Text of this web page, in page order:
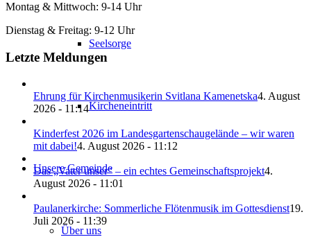
Seelsorge
Kircheneintritt
Unsere Gemeinde
Über uns
Montag & Mittwoch: 9-14 Uhr
Dienstag & Freitag: 9-12 Uhr
Letzte Meldungen
Ehrung für Kirchenmusikerin Svitlana Kamenetska4. August
2026 - 11:14
Kinderfest 2026 im Landesgartenschaugelände – wir waren
mit dabei!4. August 2026 - 11:12
Das „Vater unser“ – ein echtes Gemeinschaftsprojekt4.
August 2026 - 11:01
Paulanerkirche: Sommerliche Flötenmusik im Gottesdienst19.
Juli 2026 - 11:39